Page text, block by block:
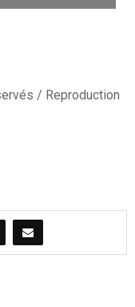
/ Reproduction